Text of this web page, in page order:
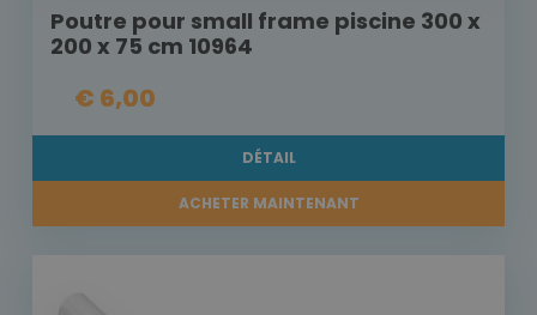
Poutre pour small frame piscine 300 x
200 x 75 cm 10964
€ 6,00
DÉTAIL
ACHETER MAINTENANT